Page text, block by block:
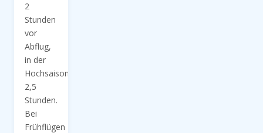
2
Stunden
vor
Abflug,
in der
Hochsaison
2,5
Stunden.
Bei
Frühflügen